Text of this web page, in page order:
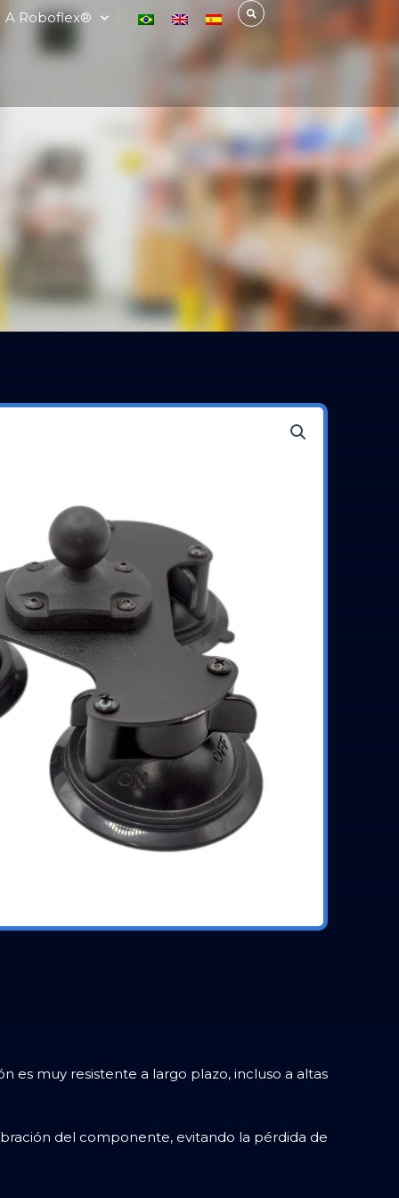
A Roboflex®
es muy resistente a largo plazo, incluso a altas
del componente, evitando la pérdida de